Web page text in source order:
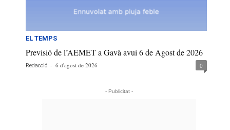
EL TEMPS
Previsió de l’AEMET a Gavà avui 6 de Agost de 2026
Redacció - 6 d'agost de 2026 0
- Publicitat -